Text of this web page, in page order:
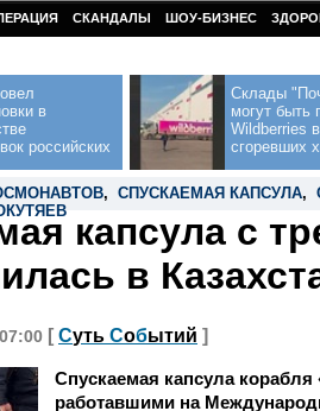
СКАНДАЛЫ ШОУ-БИЗНЕС
в
российских
Склады
могут быть
Wildberries
сгоревших
, СПУСКАЕМАЯ КАПСУЛА,
капсула с
в
[ Суть Событий ]
Спускаемая капсула
работавшими на